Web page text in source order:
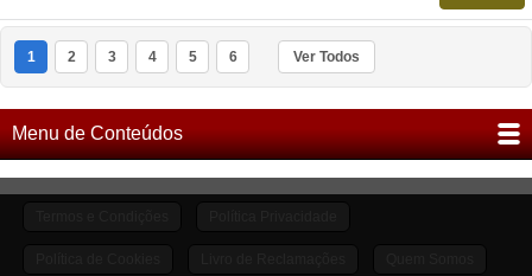
1 2 3 4 5 6 Ver Todos
Menu de Conteúdos